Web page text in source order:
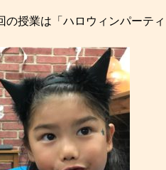
授業は「ハロウィンパーティ